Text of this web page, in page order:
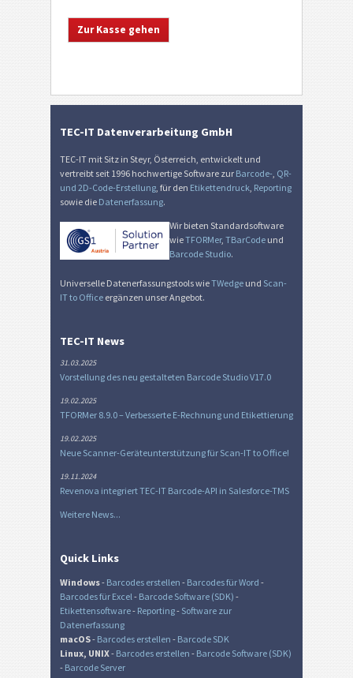
TEC-IT Datenverarbeitung GmbH
TEC-IT mit Sitz in Steyr, Österreich, entwickelt und
vertreibt seit 1996 hochwertige Software zur Barcode- QR-
und 2D-Code-Erstellung , für den Etikettendruck Reporting
sowie die Datenerfassung.
Wir bieten Standardsoftware
wieTFORMer,TBarCode und
Barcode Studio.
Universelle Datenerfassungstools wieTWedge und Scan-
IT to Office ergänzen unser Angebot.
TEC-IT News
31.03.2025
Vorstellung des neu gestalteten Barcode Studio V17.0
19.02.2025
TFORMer 8.9.0 – Verbesserte E-Rechnung und Etikettierung
19.02.2025
Neue Scanner-Geräteunterstützung für Scan-IT to Office!
19.11.2024
Revenova integriert TEC-IT Barcode-API in Salesforce-TMS
Weitere News...
Quick Links
Windows- Barcodes erstellen - Barcodes für Word -
Barcodes für Excel - Barcode Software (SDK) -
Etikettensoftware- Reporting- Software zur
Datenerfassung
macOS- Barcodes erstellen - Barcode SDK
Linux, UNIX- Barcodes erstellen - Barcode Software (SDK)
- Barcode Server